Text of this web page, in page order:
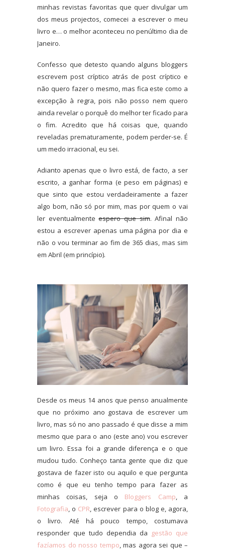
minhas revistas favoritas que quer divulgar um
dos meus projectos, comecei a escrever o meu
livro e… o melhor aconteceu no penúltimo dia de
Janeiro.
Confesso que detesto quando alguns bloggers
escrevem post críptico atrás de post críptico e
não quero fazer o mesmo, mas fica este como a
excepção à regra, pois não posso nem quero
ainda revelar o porquê do melhor ter ficado para
o fim. Acredito que há coisas que, quando
reveladas prematuramente, podem perder-se. É
um medo irracional, eu sei.
Adianto apenas que o livro está, de facto, a ser
escrito, a ganhar forma (e peso em páginas) e
que sinto que estou verdadeiramente a fazer
algo bom, não só por mim, mas por quem o vai
ler eventualmenteespero que sim. Afinal não
estou a escrever apenas uma página por dia e
não o vou terminar ao fim de 365 dias, mas sim
em Abril (em princípio).
Desde os meus 14 anos que penso anualmente
que no próximo ano gostava de escrever um
livro, mas só no ano passado é que disse a mim
mesmo que para o ano (este ano) vou escrever
um livro. Essa foi a grande diferença e o que
mudou tudo. Conheço tanta gente que diz que
gostava de fazer isto ou aquilo e que pergunta
como é que eu tenho tempo para fazer as
minhas coisas, seja o Bloggers Camp, a
Fotografia, o CPR, escrever para o blog e, agora,
o livro. Até há pouco tempo, costumava
responder que tudo dependia da gestão que
fazíamos do nosso tempo, mas agora sei que –